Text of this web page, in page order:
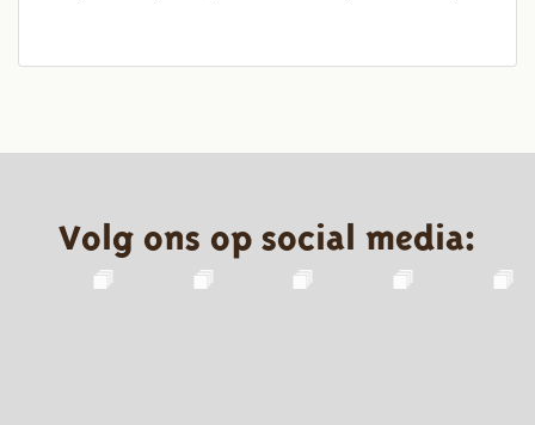
Volg ons op social media: